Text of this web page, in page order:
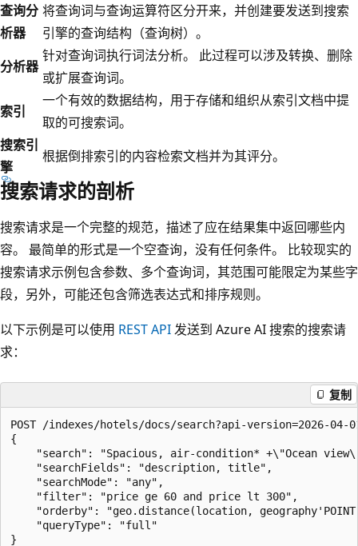
查询分
析器
将查询词与查询运算符区分开来，并创建要发送到搜索
引擎的查询结构（查询树）。
分析器
针对查询词执行词法分析。 此过程可以涉及转换、删除
或扩展查询词。
索引
一个有效的数据结构，用于存储和组织从索引文档中提
取的可搜索词。
搜索引
擎
根据倒排索引的内容检索文档并为其评分。
搜索请求的剖析
搜索请求是一个完整的规范，描述了应在结果集中返回哪些内
容。 最简单的形式是一个空查询，没有任何条件。 比较现实的
搜索请求示例包含参数、多个查询词，其范围可能限定为某些字
段，另外，可能还包含筛选表达式和排序规则。
以下示例是可以使用 REST API发送到 Azure AI 搜索的搜索请
求：
复制
POST /indexes/hotels/docs/search?api-version=2026-04-
{
"search": "Spacious, air-condition* +\"Ocean
    "searchFields": "description, title",
    "searchMode": "any",
    "filter": "price ge 60 and price lt 300",
"orderby": "geo.distance(location,
    "queryType": "full"